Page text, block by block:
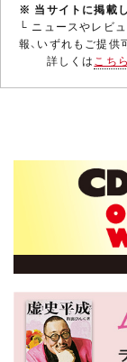
※ 当サイトに掲載
└ ニュースやレビ
報、いずれもご提供
詳しくはこちら